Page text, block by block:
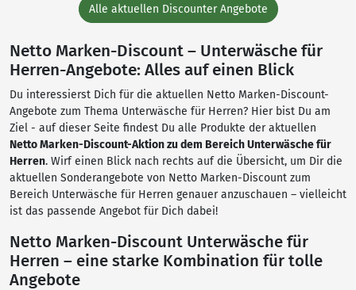
Alle aktuellen Discounter Angebote
Netto Marken-Discount – Unterwäsche für
Herren-Angebote: Alles auf einen Blick
Du interessierst Dich für die aktuellen Netto Marken-Discount-
Angebote zum Thema Unterwäsche für Herren? Hier bist Du am
Ziel - auf dieser Seite findest Du alle Produkte der aktuellen
Netto Marken-Discount-Aktion zu dem Bereich Unterwäsche für
Herren. Wirf einen Blick nach rechts auf die Übersicht, um Dir die
aktuellen Sonderangebote von Netto Marken-Discount zum
Bereich Unterwäsche für Herren genauer anzuschauen – vielleicht
ist das passende Angebot für Dich dabei!
Netto Marken-Discount Unterwäsche für
Herren – eine starke Kombination für tolle
Angebote